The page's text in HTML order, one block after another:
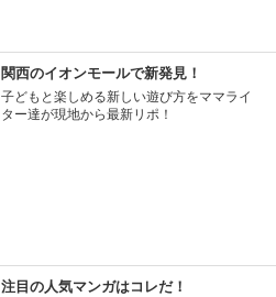
関西のイオンモールで新発見！
子どもと楽しめる新しい遊び方をママライ
ター達が現地から最新リポ！
注目の人気マンガはコレだ！